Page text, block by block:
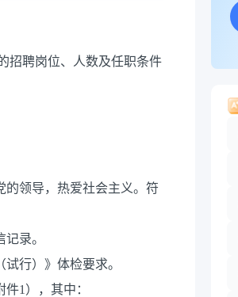
招聘岗位、人数及任职条件
的领导，热爱社会主义。符
录。
行）》体检要求。
1），其中：